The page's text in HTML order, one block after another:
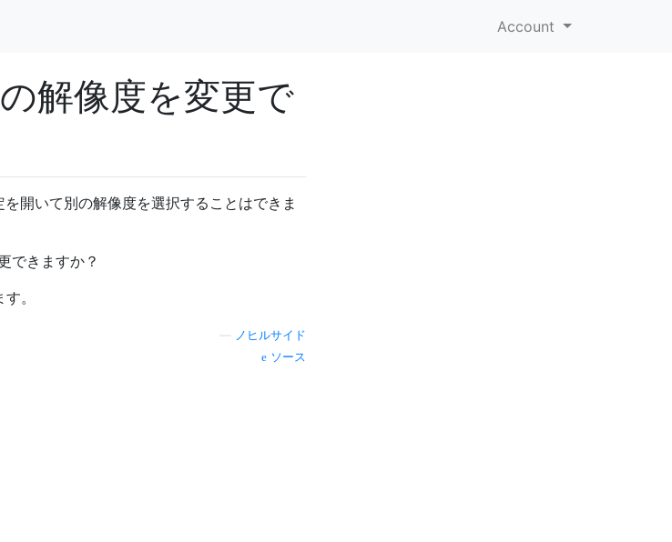
Account
解像度を変更で
開いて別の解像度を選択することはできま
できますか？
。
ノヒルサイド
ソース